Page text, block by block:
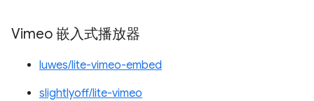
Vimeo 嵌入式播放器
luwes/lite-vimeo-embed
slightlyoff/lite-vimeo